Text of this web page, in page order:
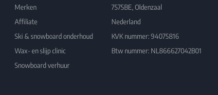
Merken
Affiliate
Ski & snowboard onderhoud
Wax- en slijp clinic
Snowboard verhuur
7575BE, Oldenzaal
Nederland
KVK nummer: 94075816
Btw nummer: NL866627042B01